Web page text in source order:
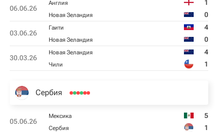
06.06.26
Англия 1
Новая Зеландия 0
03.06.26
Гаити 4
Новая Зеландия 0
30.03.26
Новая Зеландия 4
Чили 1
Сербия
05.06.26
Мексика 5
Сербия 1